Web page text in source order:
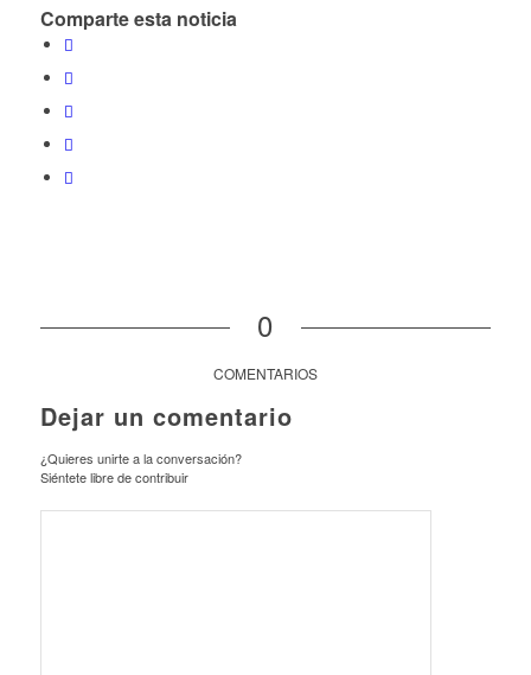
Comparte esta noticia
0
COMENTARIOS
Dejar un comentario
¿Quieres unirte a la conversación?
Siéntete libre de contribuir